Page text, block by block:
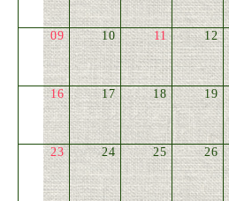
09 10 11 12
16 17 18 19
23 24 25 26